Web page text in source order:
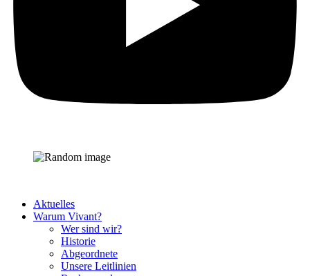
Aktuelles
Warum Vivant?
Wer sind wir?
Historie
Abgeordnete
Unsere Leitlinien